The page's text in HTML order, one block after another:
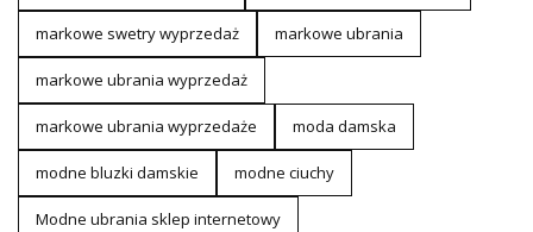
markowe swetry wyprzedaż markowe ubrania
markowe ubrania wyprzedaż
markowe ubrania wyprzedaże moda damska
modne bluzki damskie modne ciuchy
Modne ubrania sklep internetowy